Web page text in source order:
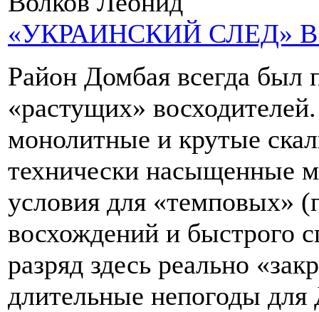
«УКРАИНСКИЙ СЛЕД»
Район Домбая всегда был
«растущих»
монолитные и крутые
технически насыщенные
условия для «темповых»
восхождений и быстрого
разряд здесь реально
длительные непогоды для